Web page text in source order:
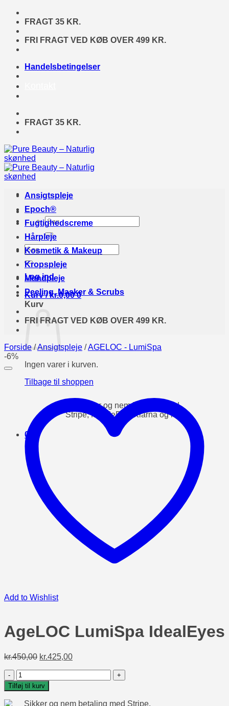
Fortsæt
indhold
FRAGT 35 KR.
FRI FRAGT VED KØB OVER 499 KR.
Handelsbetingelser
FRAGT 35 KR.
Søg
efter:
Søg
efter:
Log ind
Kurv /kr.0,00 0
Kurv
Ingen varer i kurven.
Tilbage til shoppen
0
Ansigtspleje
Epoch®
Fugtighedscreme
Hårpleje
Kosmetik & Makeup
Kropspleje
Mundpleje
Peeling, Masker & Scrubs
FRI FRAGT VED KØB OVER 499 KR.
Forside /Ansigtspleje /AGELOC - LumiSpa
-6%
Add to Wishlist
AgeLOC LumiSpa IdealEyes
kr.450,00 Den
var:
kr.450,00.
kr.425,00Den
AgeLOC
LumiSpa
IdealEyes
antal
Tilføj til kurv